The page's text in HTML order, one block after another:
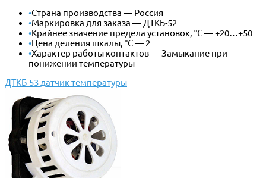
•Страна производства — Россия
•Маркировка для заказа — ДТКБ-52
•Крайнее значение предела установок, °С — +20…+50
•Цена деления шкалы, °С — 2
•Характер работы контактов — Замыкание при
понижении температуры
ДТКБ-53 датчик температуры